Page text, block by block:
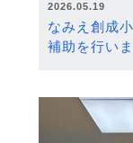
2026.05.19
なみえ創成
補助を行い